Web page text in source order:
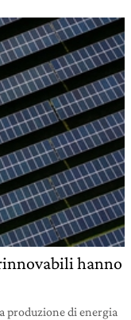
hanno
produzione di energia